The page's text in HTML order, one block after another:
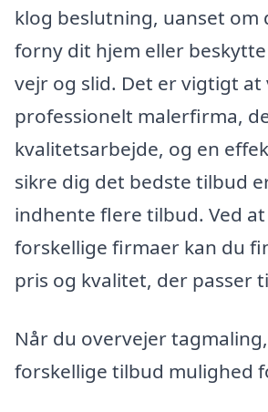
klog beslutning, uanset om
forny dit hjem eller
vejr og slid. Det er vigtigt
professionelt malerfirma,
kvalitetsarbejde, og en
sikre dig det bedste tilbud
indhente flere tilbud. Ved
forskellige firmaer kan du
pris og kvalitet, der passer
Når du overvejer
forskellige tilbud mulighed